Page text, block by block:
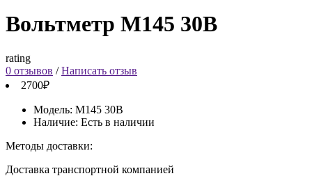
Вольтметр М145 30В
rating
0 отзывов /Написать отзыв
2700₽
Модель: М145 30В
Наличие: Есть в наличии
Методы доставки:
Доставка транспортной компанией